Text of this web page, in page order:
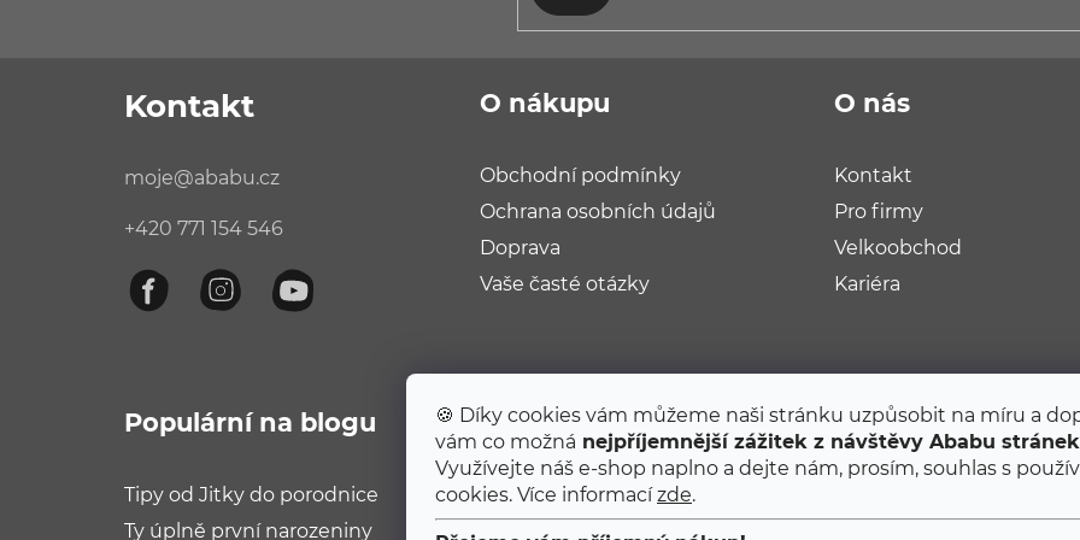
🍪 Díky cookies vám můžeme naši stránku uzpůsobit na míru a
vám co možná nejpříjemnější zážitek z návštěvy Ababu
Využívejte náš e-shop naplno a dejte nám, prosím, souhlas s
cookies. Více informacízde.
SE
Kontakt
moje@ababu.cz
+420 771 154 546
O nákupu
Obchodní podmínky
Ochrana osobních údajů
Doprava
Vaše časté otázky
O nás
Kontakt
Pro firmy
Velkoobchod
Kariéra
Populární na blogu
Tipy od Jitky do porodnice
Ty úplně první narozeniny